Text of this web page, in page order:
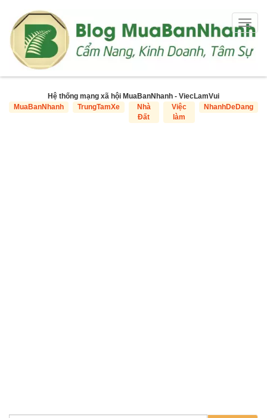
Hệ thống mạng xã hội MuaBanNhanh - ViecLamVui
MuaBanNhanh
TrungTamXe
Nhà
Đất
Việc
làm
NhanhDeDang